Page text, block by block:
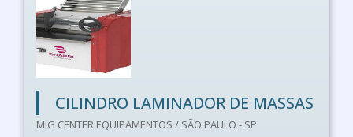
CILINDRO LAMINADOR DE MASSAS
MIG CENTER EQUIPAMENTOS / SÃO PAULO - SP